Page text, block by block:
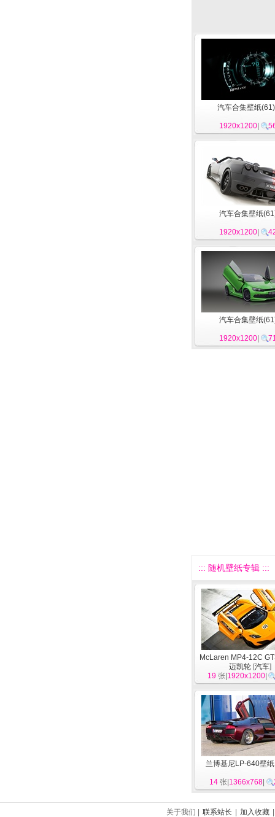
汽车合集壁纸
1920x1200
汽车合集壁纸
1920x1200
汽车合集壁纸
1920x1200
::: 随机壁纸专辑 :::
McLaren MP4-12C
迈凯轮 [汽车]
19 张| 1920x1200
兰博基尼LP-640壁纸
14 张| 1366x768
关于我们 | 联系站长 加入收藏